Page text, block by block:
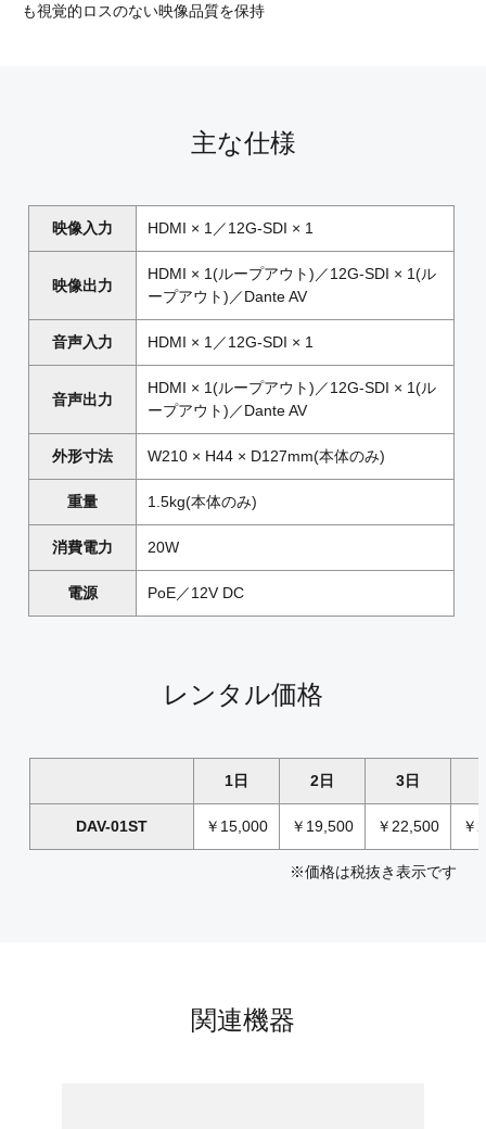
も視覚的ロスのない映像品質を保持
主な仕様
映像入力 HDMI × 1／12G-SDI × 1
映像出力
HDMI × 1(ループアウト)／12G-SDI × 1(ル
ープアウト)／Dante AV
音声入力 HDMI × 1／12G-SDI × 1
音声出力
HDMI × 1(ループアウト)／12G-SDI × 1(ル
ープアウト)／Dante AV
外形寸法 W210 × H44 × D127mm(本体のみ)
重量 1.5kg(本体のみ)
消費電力 20W
電源 PoE／12V DC
レンタル価格
1日 2日 3日
DAV-01ST ￥15,000 ￥19,500 ￥22,500 ￥
※価格は税抜き表示です
関連機器